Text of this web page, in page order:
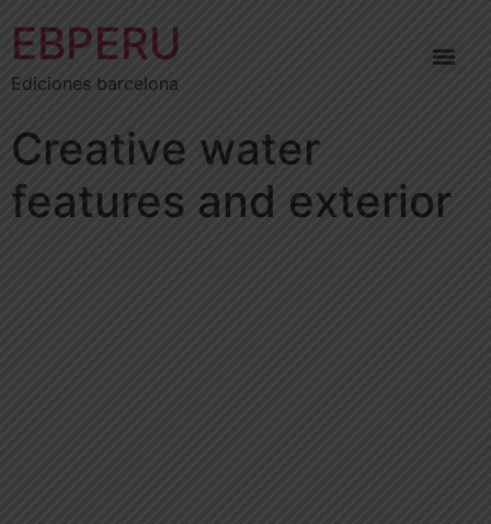
EBPERU
Ediciones barcelona
Creative water
features and exterior